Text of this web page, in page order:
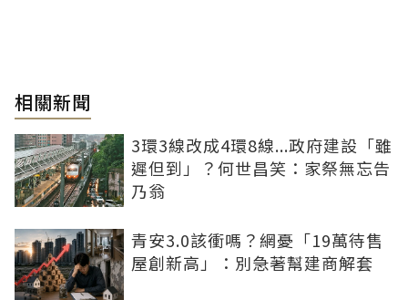
相關新聞
3環3線改成4環8線...政府建設「雖
遲但到」？何世昌笑：家祭無忘告
乃翁
青安3.0該衝嗎？網憂「19萬待售
屋創新高」：別急著幫建商解套